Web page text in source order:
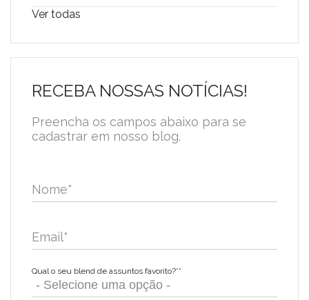
Ver todas
RECEBA NOSSAS NOTÍCIAS!
Preencha os campos abaixo para se
cadastrar em nosso blog.
Nome*
Email*
Qual o seu blend de assuntos favorito?**